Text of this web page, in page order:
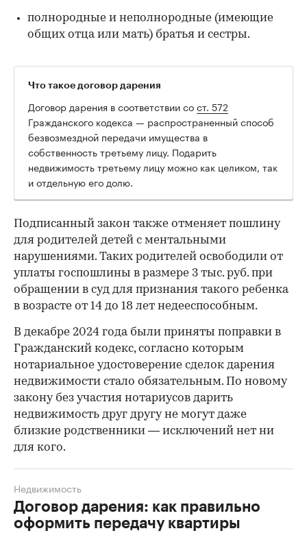
полнородные и неполнородные (имеющие
общих отца или мать) братья и сестры.
Что такое договор дарения
Договор дарения в соответствии сост. 572
Гражданского кодекса — распространенный способ
безвозмездной передачи имущества в
собственность третьему лицу. Подарить
недвижимость третьему лицу можно как целиком, так
и отдельную его долю.
Подписанный закон также отменяет пошлину
для родителей детей с ментальными
нарушениями. Таких родителей освободили от
уплаты госпошлины в размере 3 тыс. руб. при
обращении в суд для признания такого ребенка
в возрасте от 14 до 18 лет недееспособным.
В декабре 2024 года были приняты поправки в
Гражданский кодекс, согласно которым
нотариальное удостоверение сделок дарения
недвижимости стало обязательным. По новому
закону без участия нотариусов дарить
недвижимость друг другу не могут даже
близкие родственники — исключений нет ни
для кого.
Договор дарения: как правильно
оформить передачу квартиры
Недвижимость